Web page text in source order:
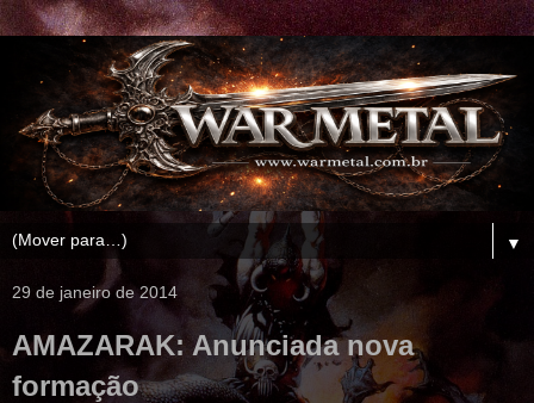
▼
29 de janeiro de 2014
AMAZARAK: Anunciada nova
formação